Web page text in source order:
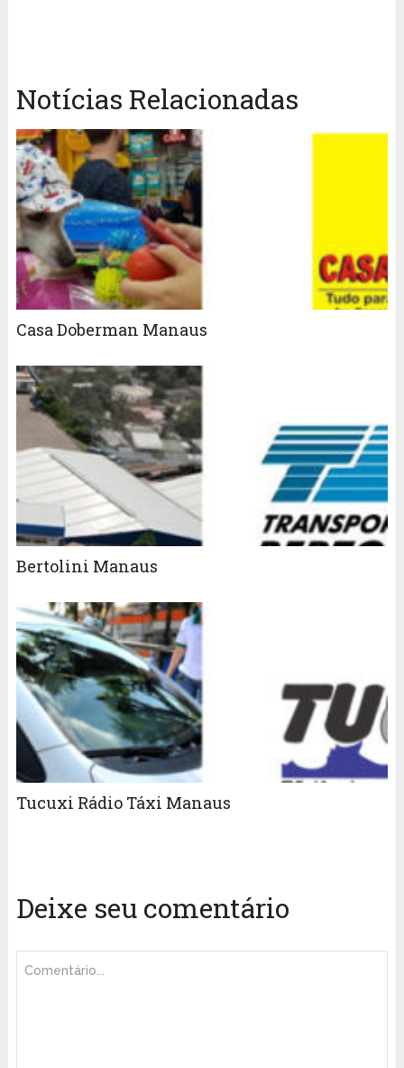
Notícias Relacionadas
Casa Doberman Manaus
Bertolini Manaus
Tucuxi Rádio Táxi Manaus
Deixe seu comentário